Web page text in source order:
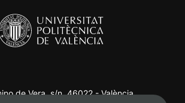
de Vera, s/n. 46022 - València